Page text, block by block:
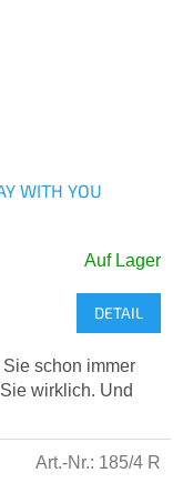
WITH YOU
Auf Lager
DETAIL
schon immer
wirklich. Und
Art.-Nr.: 185/4 R